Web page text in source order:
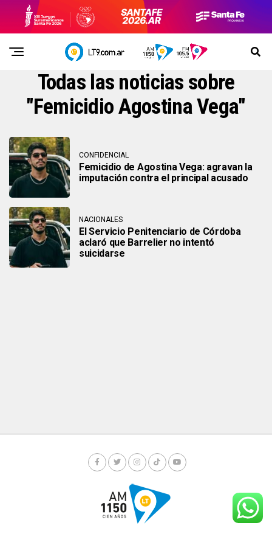
Todas las noticias sobre
"Femicidio Agostina Vega"
CONFIDENCIAL
Femicidio de Agostina Vega: agravan la
imputación contra el principal acusado
NACIONALES
El Servicio Penitenciario de Córdoba
aclaró que Barrelier no intentó
suicidarse